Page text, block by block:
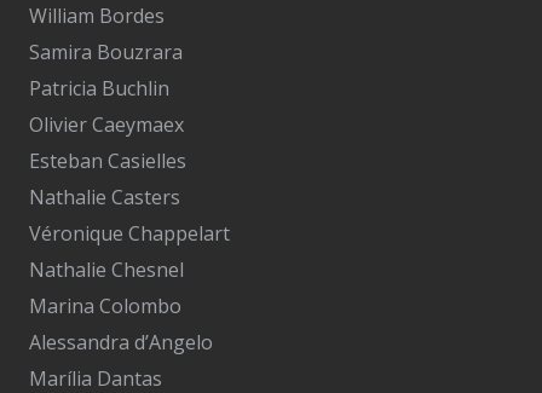
William Bordes
Samira Bouzrara
Patricia Buchlin
Olivier Caeymaex
Esteban Casielles
Nathalie Casters
Véronique Chappelart
Nathalie Chesnel
Marina Colombo
Alessandra d’Angelo
Marília Dantas